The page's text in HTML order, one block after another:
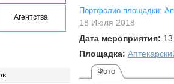
Агентства
Портфолио площадки:
18 Июля 2018
Дата мероприятия:
Площадка:
Фото